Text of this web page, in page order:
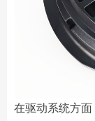
在驱动系统方面